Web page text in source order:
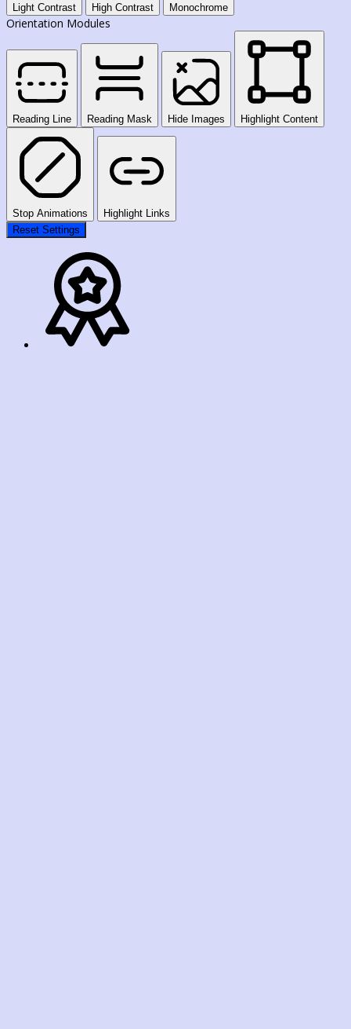
Light Contrast High Contrast Monochrome
Orientation Modules
Reading Line Reading Mask Hide Images Highlight Content
Stop Animations
Highlight Links
Reset Settings